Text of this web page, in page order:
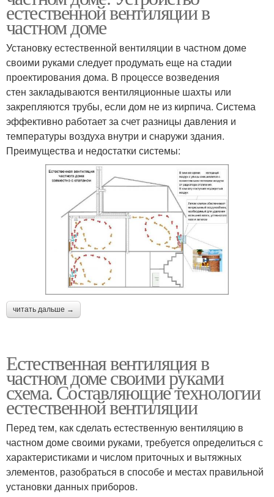
естественной вентиляции в
частном доме
Установку естественной вентиляции в частном доме
своими руками следует продумать еще на стадии
проектирования дома. В процессе возведения
стен закладываются вентиляционные шахты или
закрепляются трубы, если дом не из кирпича. Система
эффективно работает за счет разницы давления и
температуры воздуха внутри и снаружи здания.
Преимущества и недостатки системы:
читать дальше →
Естественная вентиляция в
частном доме своими руками
схема. Составляющие технологии
естественной вентиляции
Перед тем, как сделать естественную вентиляцию в
частном доме своими руками, требуется определиться с
характеристиками и числом приточных и вытяжных
элементов, разобраться в способе и местах правильной
установки данных приборов.